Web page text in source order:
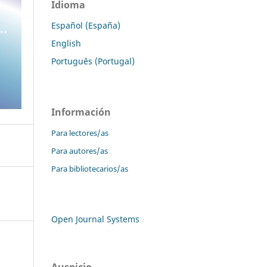
Idioma
Español (España)
English
Português (Portugal)
Información
Para lectores/as
Para autores/as
Para bibliotecarios/as
Open Journal Systems